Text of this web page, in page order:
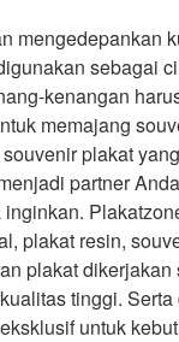
mengedepankan
sebagai
kenangan
memajang
plakat yang
partner
plakat resin,
plakat dikerjakan
tinggi.
untuk